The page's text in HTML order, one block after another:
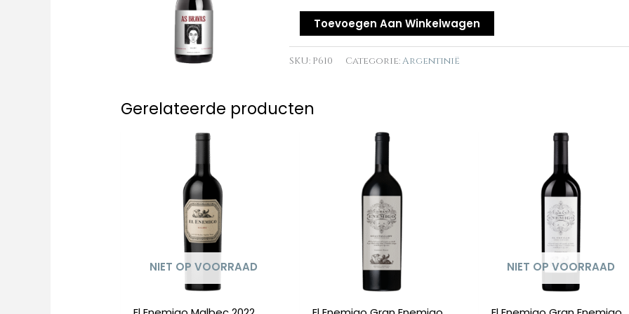
Malbec
2017
Toevoegen Aan Winkelwagen
SKU: P610 Categorie:Argentinië
Gerelateerde producten
NIET OP VOORRAAD NIET OP VOORRAAD